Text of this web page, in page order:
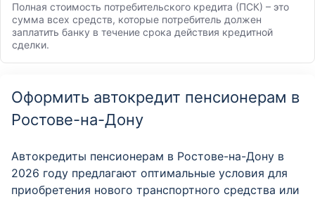
Полная стоимость потребительского кредита (ПСК) – это
сумма всех средств, которые потребитель должен
заплатить банку в течение срока действия кредитной
сделки.
Оформить автокредит пенсионерам в
Ростове-на-Дону
Автокредиты пенсионерам в Ростове-на-Дону в
2026 году предлагают оптимальные условия для
приобретения нового транспортного средства или